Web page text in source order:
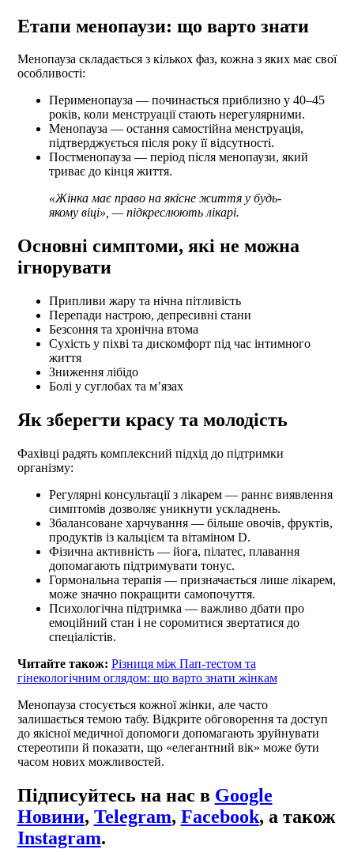
Етапи менопаузи: що варто знати
Менопауза складається з кількох фаз, кожна з яких має свої
особливості:
Перименопауза — починається приблизно у 40–45
років, коли менструації стають нерегулярними.
Менопауза — остання самостійна менструація,
підтверджується після року її відсутності.
Постменопауза — період після менопаузи, який
триває до кінця життя.
«Жінка має право на якісне життя у будь-
якому віці», — підкреслюють лікарі.
Основні симптоми, які не можна
ігнорувати
Припливи жару та нічна пітливість
Перепади настрою, депресивні стани
Безсоння та хронічна втома
Сухість у піхві та дискомфорт під час інтимного
життя
Зниження лібідо
Болі у суглобах та м’язах
Як зберегти красу та молодість
Фахівці радять комплексний підхід до підтримки
організму:
Регулярні консультації з лікарем — раннє виявлення
симптомів дозволяє уникнути ускладнень.
Збалансоване харчування — більше овочів, фруктів,
продуктів із кальцієм та вітаміном D.
Фізична активність — йога, пілатес, плавання
допомагають підтримувати тонус.
Гормональна терапія — призначається лише лікарем,
може значно покращити самопочуття.
Психологічна підтримка — важливо дбати про
емоційний стан і не соромитися звертатися до
спеціалістів.
Читайте також: Різниця між Пап-тестом та
гінекологічним оглядом: що варто знати жінкам
Менопауза стосується кожної жінки, але часто
залишається темою табу. Відкрите обговорення та доступ
до якісної медичної допомоги допомагають зруйнувати
стереотипи й показати, що «елегантний вік» може бути
часом нових можливостей.
Підписуйтесь на нас в Google
Новини, Telegram, Facebook, а також
Instagram.